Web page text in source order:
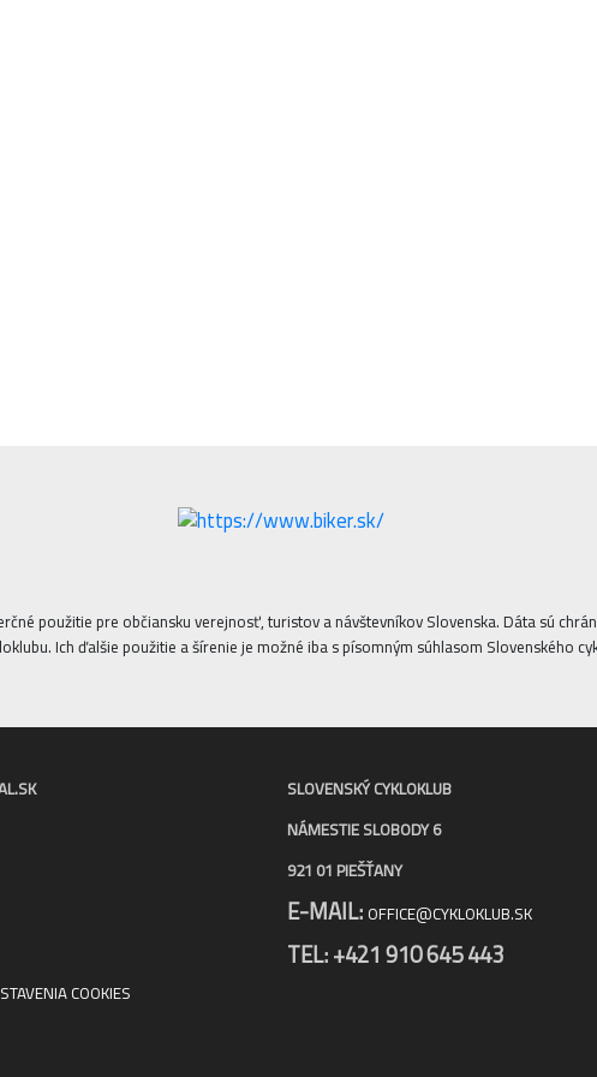
použitie pre občiansku verejnosť, turistov a návštevníkov Slovenska. Dáta sú
Ich ďalšie použitie a šírenie je možné iba s písomným súhlasom Slovenského
COOKIES
SLOVENSKÝ CYKLOKLUB
NÁMESTIE SLOBODY 6
921 01 PIEŠŤANY
E-MAIL: OFFICE@CYKLOKLUB.SK
TEL: +421 910 645 443